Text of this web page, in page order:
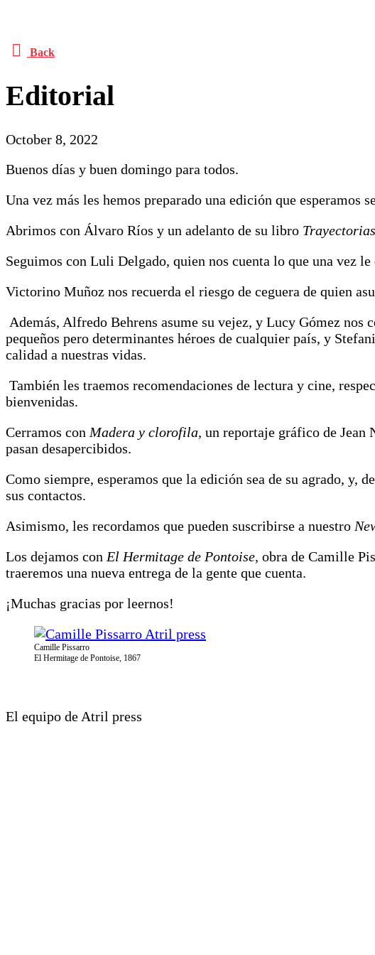
Back
Editorial
October 8, 2022
Buenos días y buen domingo para todos.
Una vez más les hemos preparado una edición que esperamos
Abrimos con Álvaro Ríos y un adelanto de su libro
Seguimos con Luli Delgado, quien nos cuenta lo que una vez
Victorino Muñoz nos recuerda el riesgo de ceguera de quien
Además, Alfredo Behrens asume su vejez, y Lucy Gómez nos
pequeños pero determinantes héroes de cualquier país, y
calidad a nuestras vidas.
También les traemos recomendaciones de lectura y cine,
bienvenidas.
Cerramos con Madera y clorofila, un reportaje gráfico de Jean
pasan desapercibidos.
Como siempre, esperamos que la edición sea de su agrado, y,
sus contactos.
Asimismo, les recordamos que pueden suscribirse a nuestro
Los dejamos con El Hermitage de Pontoise, obra de Camille
traeremos una nueva entrega de la gente que cuenta.
¡Muchas gracias por leernos!
Camille Pissarro
El Hermitage de Pontoise, 1867
El equipo de Atril press